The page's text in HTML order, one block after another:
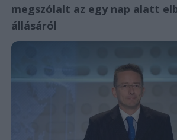
megszólalt az egy nap alatt
állásáról